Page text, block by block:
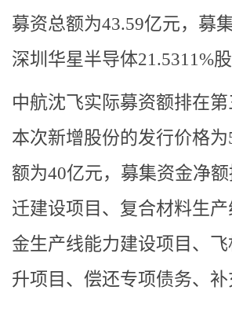
募资总额为43.59亿元，募
深圳华星半导体21.5311%股
中航沈飞实际募资额排在
本次新增股份的发行价格
额为40亿元，募集资金净
迁建设项目、复合材料生
金生产线能力建设项目、
升项目、偿还专项债务、补